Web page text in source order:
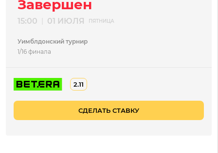
Завершен
15:00 01 ИЮЛЯ ПЯТНИЦА
Уимблдонский турнир
1/16 финала
2.11
СДЕЛАТЬ СТАВКУ